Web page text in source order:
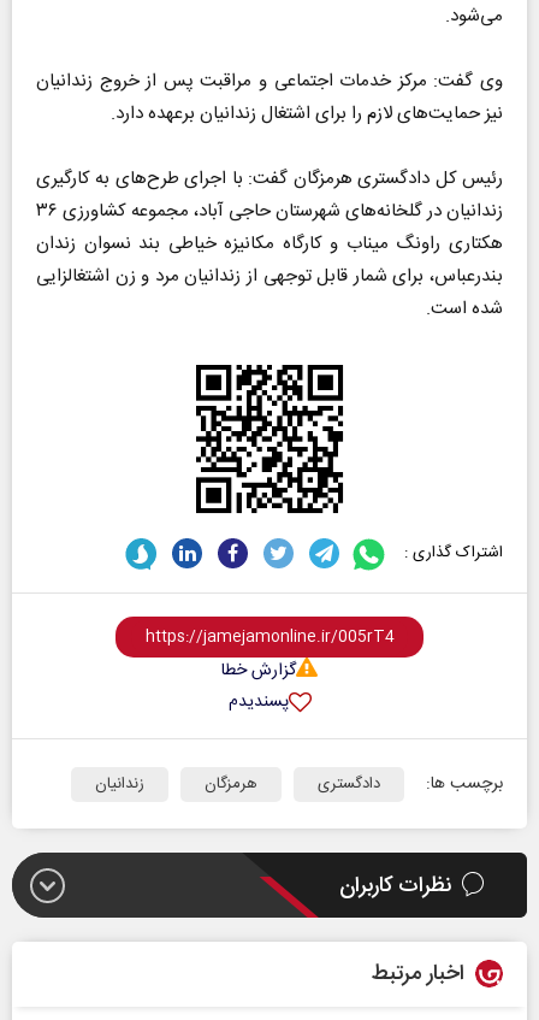
می‌شود.
وی گفت: مرکز خدمات اجتماعی و مراقبت پس از خروج زندانیان
نیز حمایت‌های لازم را برای اشتغال زندانیان برعهده دارد.
رئیس کل دادگستری هرمزگان گفت: با اجرای طرح‌های به کارگیری
زندانیان در گلخانه‌های شهرستان حاجی آباد، مجموعه کشاورزی ۳۶
هکتاری راونگ میناب و کارگاه مکانیزه خیاطی بند نسوان زندان
بندرعباس، برای شمار قابل توجهی از زندانیان مرد و زن اشتغالزایی
شده است.
اشتراک گذاری :
گزارش خطا
پسندیدم
برچسب ها: دادگستری هرمزگان زندانیان
نظرات کاربران
اخبار مرتبط